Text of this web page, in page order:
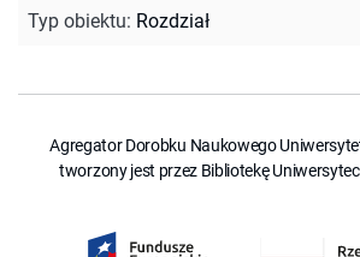
Typ obiektu: Rozdział
Agregator Dorobku Naukowego
tworzony jest przez Bibliotekę